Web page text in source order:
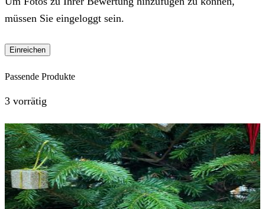
müssen Sie eingeloggt sein.
Passende Produkte
3 vorrätig